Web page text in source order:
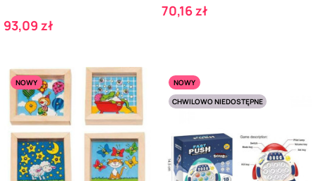
Cena
93,09 zł
Cena
70,16 zł
NOWY
NOWY
CHWILOWO NIEDOSTĘPNE